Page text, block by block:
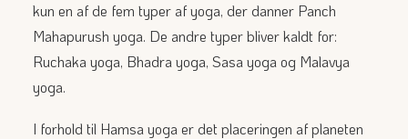
kun en af de fem typer af yoga, der danner Panch
Mahapurush yoga. De andre typer bliver kaldt for:
Ruchaka yoga, Bhadra yoga, Sasa yoga og Malavya
yoga.
I forhold til Hamsa yoga er det placeringen af planeten